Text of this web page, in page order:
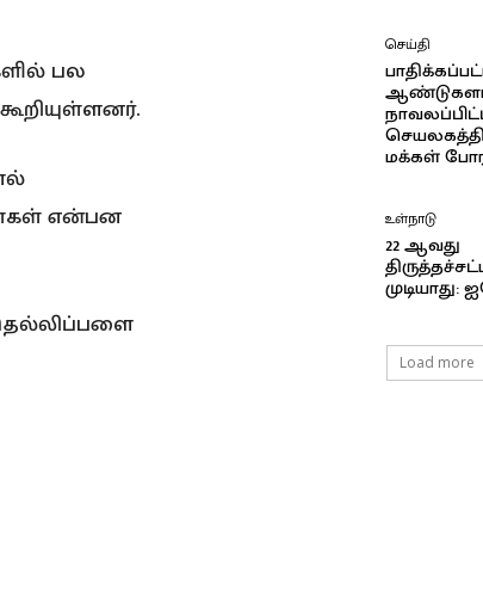
பல
என்பன
செய்தி
மக்கள்
உள்நாடு
22 ஆவது
Load more